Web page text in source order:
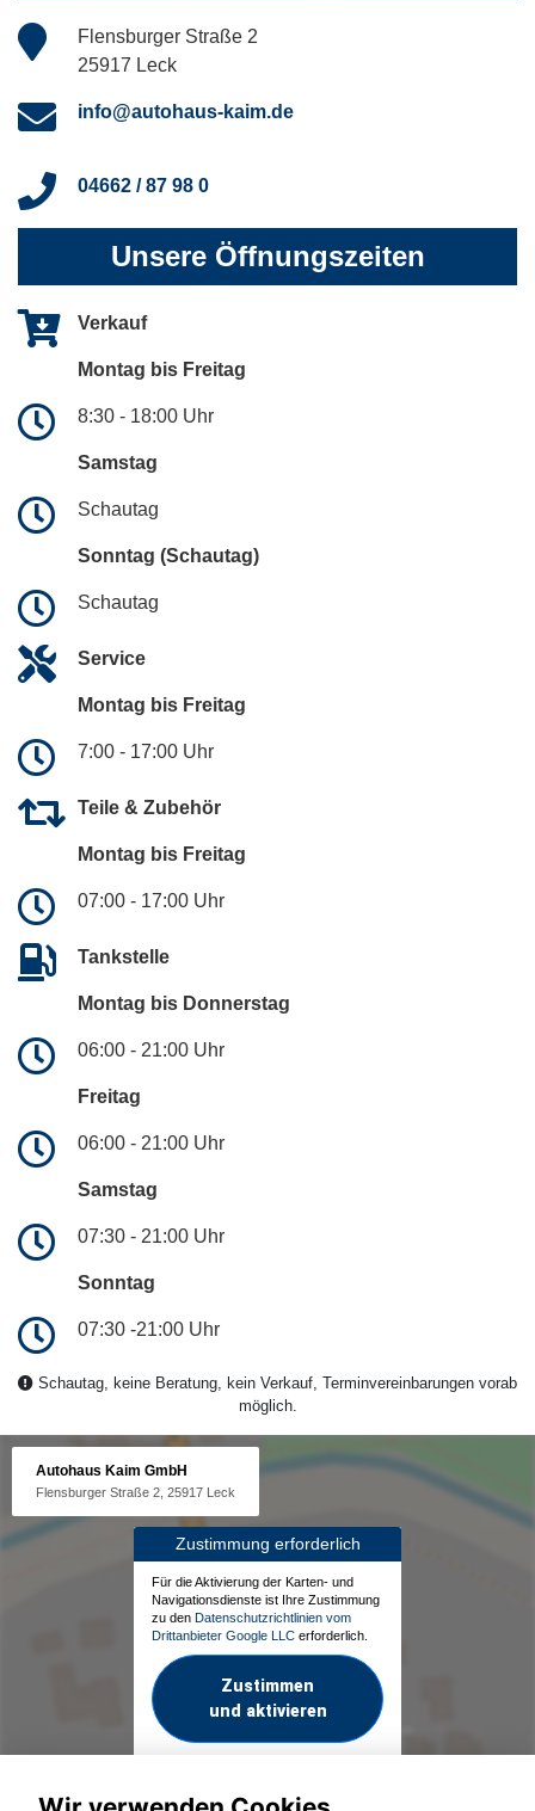
Flensburger Straße 2
25917 Leck
info@autohaus-kaim.de
04662 / 87 98 0
Unsere Öffnungszeiten
Verkauf
Montag bis Freitag
8:30 - 18:00 Uhr
Samstag
Schautag
Sonntag (Schautag)
Schautag
Service
Montag bis Freitag
7:00 - 17:00 Uhr
Teile & Zubehör
Montag bis Freitag
07:00 - 17:00 Uhr
Tankstelle
Montag bis Donnerstag
06:00 - 21:00 Uhr
Freitag
06:00 - 21:00 Uhr
Samstag
07:30 - 21:00 Uhr
Sonntag
07:30 -21:00 Uhr
Schautag, keine Beratung, kein Verkauf, Terminvereinbarungen vorab
möglich.
Autohaus Kaim GmbH
Flensburger Straße 2, 25917 Leck
Zustimmung erforderlich
Für die Aktivierung der Karten- und
Navigationsdienste ist Ihre Zustimmung
zu den Datenschutzrichtlinien vom
Drittanbieter Google LLC erforderlich.
Zustimmen
und aktivieren